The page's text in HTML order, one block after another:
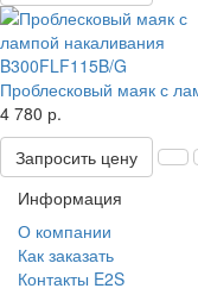
Проблесковый маяк с
4 780 р.
Запросить цену
Информация
О компании
Как заказать
Контакты E2S